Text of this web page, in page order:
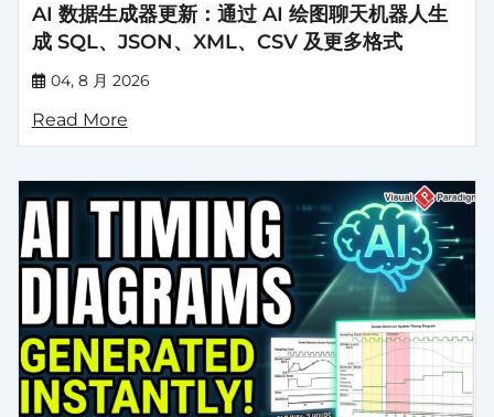
AI 数据生成器更新：通过 AI 绘图聊天机器人生
成 SQL、JSON、XML、CSV 及更多格式
04, 8 月 2026
Read More